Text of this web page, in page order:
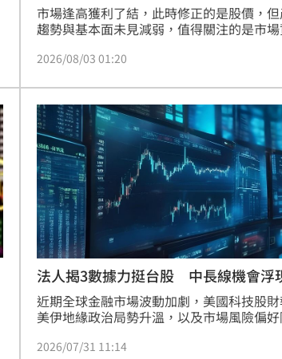
市場逢高獲利了結，此時修正的是股價，
趨勢與基本面未見減弱，值得關注的是市
際成交量明顯升溫，顯示投資人趁市場修正
ETF「國泰台灣科技龍頭（00881）」，
計於2026年8月18日除息，欲參與本次配
資人，最後申購日為2026年8月17日。
2026/08/03 01:20
法人揭3數據力挺台股 中長線機會浮
近期全球金融市場波動加劇，美國科技股財
美伊地緣政治局勢升溫，以及市場風險偏
也同步出現明顯修正。此外，亞洲市場近期
2026/07/31 11:14